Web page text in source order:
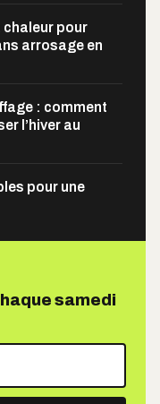
pour
arrosage en
: comment
l’hiver au
pour une
samedi